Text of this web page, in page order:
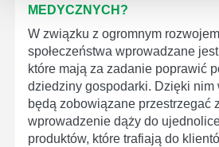
MEDYCZNYCH?
W związku z ogromnym
społeczeństwa wprowadzane
które mają za zadanie poprawić
dziedziny gospodarki. Dzięki nim
będą zobowiązane przestrzegać
wprowadzenie dąży do
produktów, które trafiają do